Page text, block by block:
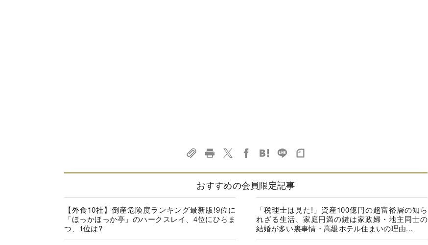
おすすめの会員限定記事
【外食10社】倒産危険度ランキング最新版!9位に
「ほっかほっか亭」のハークスレイ、4位にひらま
つ、1位は?
「税理士は見た!」資産100億円の超富裕層の知ら
れざる生活、家庭円満の鍵は家政婦・地主同士の
結婚が多い裏事情・高級ホテル住まいの理由...